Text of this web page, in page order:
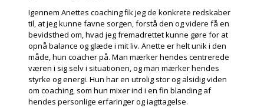
Igennem Anettes coaching fik jeg de konkrete redskaber
til, at jeg kunne favne sorgen, forstå den og videre få en
bevidsthed om, hvad jeg fremadrettet kunne gøre for at
opnå balance og glæde i mit liv. Anette er helt unik i den
måde, hun coacher på. Man mærker hendes centrerede
væren i sig selv i situationen, og man mærker hendes
styrke og energi. Hun har en utrolig stor og alsidig viden
om coaching, som hun mixer ind i en fin blanding af
hendes personlige erfaringer og iagttagelse.